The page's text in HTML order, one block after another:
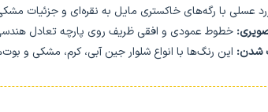
عسلی با رگه‌های خاکستری مایل به نقره‌ای و جزئیات
خطوط عمودی و افقی ظریف روی پارچه تعادل
شدن: این رنگ‌ها با انواع شلوار جین آبی، کرم، مشکی و